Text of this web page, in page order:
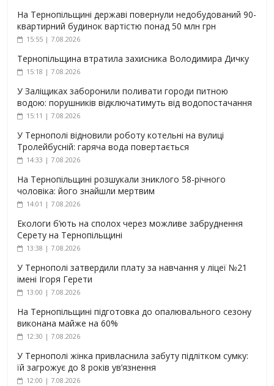
На Тернопільщині державі повернули недобудований 90-
квартирний будинок вартістю понад 50 млн грн
15:55 | 7.08.2026
Тернопільщина втратила захисника Володимира Дичку
15:18 | 7.08.2026
У Заліщиках заборонили поливати городи питною
водою: порушників відключатимуть від водопостачання
15:11 | 7.08.2026
У Тернополі відновили роботу котельні на вулиці
Тролейбусній: гаряча вода повертається
14:33 | 7.08.2026
На Тернопільщині розшукали зниклого 58-річного
чоловіка: його знайшли мертвим
14:01 | 7.08.2026
Екологи б’ють на сполох через можливе забруднення
Серету на Тернопільщині
13:38 | 7.08.2026
У Тернополі затвердили плату за навчання у ліцеї №21
імені Ігоря Герети
13:00 | 7.08.2026
На Тернопільщині підготовка до опалювального сезону
виконана майже на 60%
12:30 | 7.08.2026
У Тернополі жінка привласнила забуту підлітком сумку:
їй загрожує до 8 років ув’язнення
12:00 | 7.08.2026